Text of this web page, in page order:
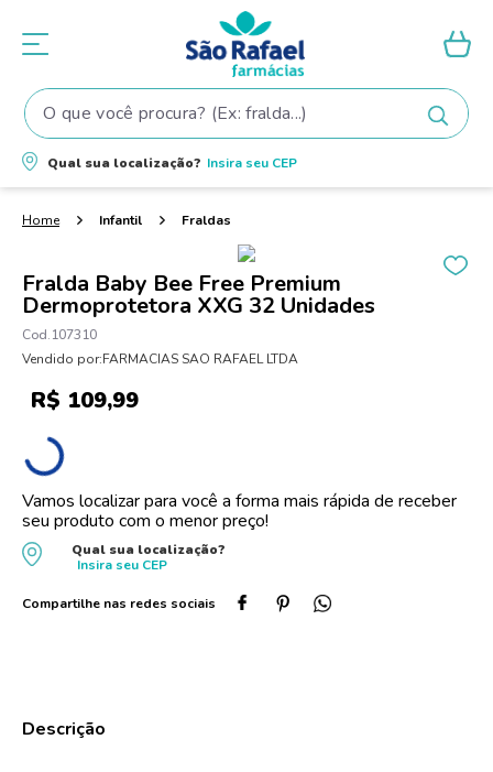
O que você procura? (Ex: fralda...)
Qual sua localização? Insira seu CEP
Infantil Fraldas
Fralda Baby Bee Free Premium
Dermoprotetora XXG 32 Unidades
107310
Vendido por:FARMACIAS SAO RAFAEL LTDA
R$ 109,99
Vamos localizar para você a forma mais rápida de receber
seu produto com o menor preço!
Qual sua localização?
Insira seu CEP
Termos mais buscados
1º fralda
shampoo
4º lenço umedecido
5º tintura cabelo
6º elseve
7º fralda pampers
8º
9
10ºdove